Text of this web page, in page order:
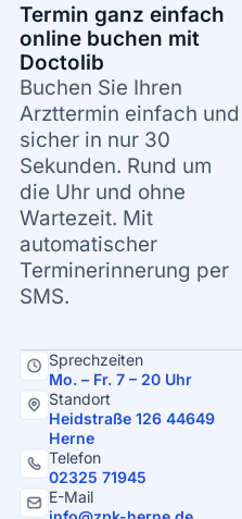
Termin ganz einfach
online buchen mit
Doctolib
Buchen Sie Ihren
Arzttermin einfach und
sicher in nur 30
Sekunden. Rund um
die Uhr und ohne
Wartezeit. Mit
automatischer
Terminerinnerung per
SMS.
Sprechzeiten
Mo. – Fr. 7 – 20 Uhr
Standort
Heidstraße 126 44649
Herne
Telefon
02325 71945
E-Mail